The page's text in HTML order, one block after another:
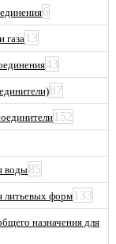
6
газа13
43
87
152
воды85
литьевых форм 133
назначения для